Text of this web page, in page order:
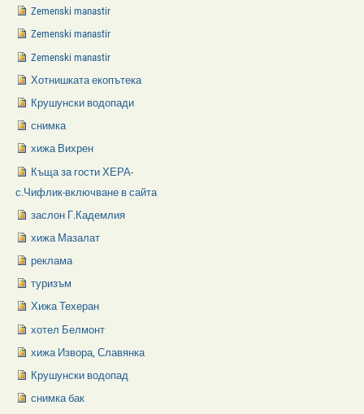
Zemenski manastir
Zemenski manastir
Zemenski manastir
Хотнишката екопътека
Крушунски водопади
снимка
хижа Вихрен
Къща за гости ХЕРА-
с.Чифлик-включване в сайта
заслон Г.Кадемлия
хижа Мазалат
реклама
туризъм
Хижа Техеран
хотел Белмонт
хижа Извора, Славянка
Крушунски водопад
снимка бак